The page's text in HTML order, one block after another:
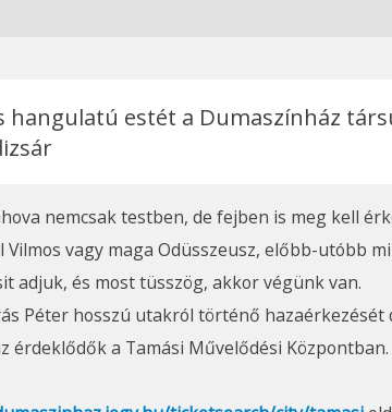
hangulatú estét a Dumaszínház
nemcsak testben, de fejben is meg kell
vagy maga Odüsszeusz, előbb-utóbb
adjuk, és most tüsszög, akkor végünk van.
Péter hosszú utakról történő
a Tamási Művelődési Központban.